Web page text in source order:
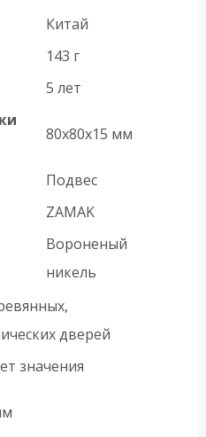
Китай
143 г
5 лет
80x80x15 мм
Подвес
ZAMAK
Вороненый
никель
дверей
значения